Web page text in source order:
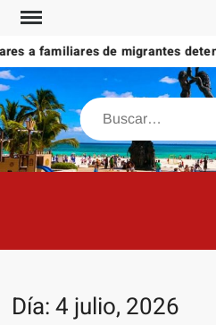
Saltar
contenidode migrantes detenidos
Buscar
Día:4 julio, 2026